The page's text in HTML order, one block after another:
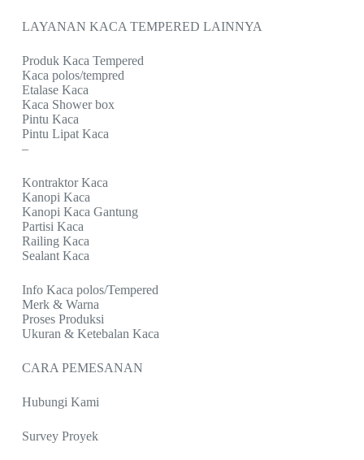
LAYANAN KACA TEMPERED LAINNYA
Produk Kaca Tempered
Kaca polos/tempred
Etalase Kaca
Kaca Shower box
Pintu Kaca
Pintu Lipat Kaca
–
Kontraktor Kaca
Kanopi Kaca
Kanopi Kaca Gantung
Partisi Kaca
Railing Kaca
Sealant Kaca
Info Kaca polos/Tempered
Merk & Warna
Proses Produksi
Ukuran & Ketebalan Kaca
CARA PEMESANAN
Hubungi Kami
Survey Proyek